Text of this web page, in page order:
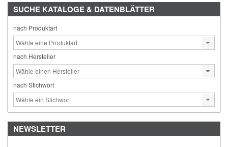
SUCHE KATALOGE & DATENBLÄTTER
nach Produktart
nach Hersteller
nach Stichwort
NEWSLETTER